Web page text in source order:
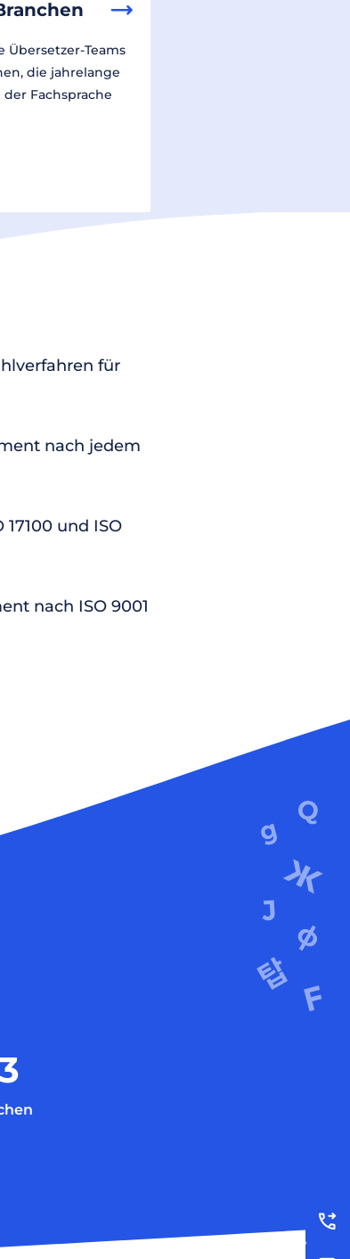
Übersetzer-Teams
die jahrelange
Fachsprache
für
nach jedem
und ISO
nach ISO 9001